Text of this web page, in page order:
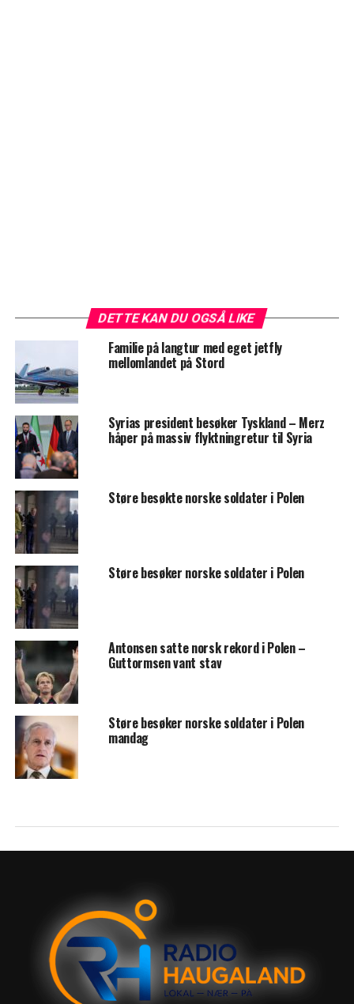
DETTE KAN DU OGSÅ LIKE
Familie på langtur med eget jetfly
mellomlandet på Stord
Syrias president besøker Tyskland – Merz
håper på massiv flyktningretur til Syria
Støre besøkte norske soldater i Polen
Støre besøker norske soldater i Polen
Antonsen satte norsk rekord i Polen –
Guttormsen vant stav
Støre besøker norske soldater i Polen
mandag